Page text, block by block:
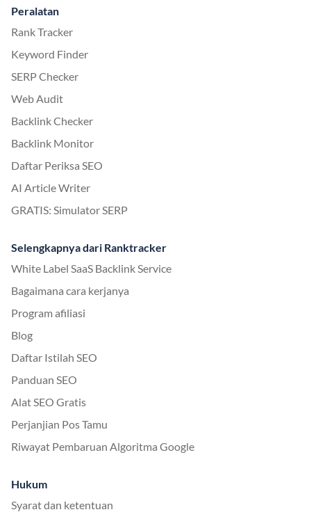
Peralatan
Rank Tracker
Keyword Finder
SERP Checker
Web Audit
Backlink Checker
Backlink Monitor
Daftar Periksa SEO
AI Article Writer
GRATIS: Simulator SERP
Selengkapnya dari Ranktracker
White Label SaaS Backlink Service
Bagaimana cara kerjanya
Program afiliasi
Blog
Daftar Istilah SEO
Panduan SEO
Alat SEO Gratis
Perjanjian Pos Tamu
Riwayat Pembaruan Algoritma Google
Hukum
Syarat dan ketentuan